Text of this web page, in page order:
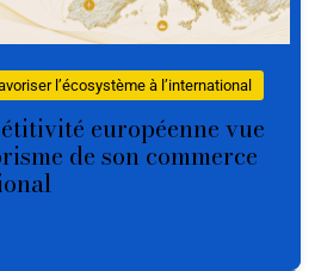
l’écosystème à l’international
européenne vue
de son commerce